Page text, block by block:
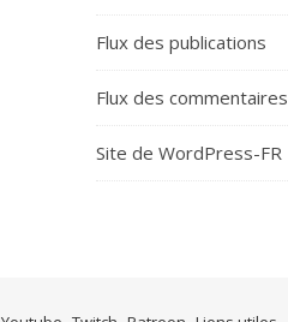
Flux des publications
Flux des commentaires
Site de WordPress-FR